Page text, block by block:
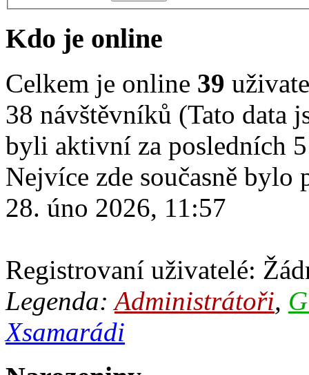
Kdo je online
Celkem je online 39
38 návštěvníků (Tato data
byli aktivní za posledních
Nejvíce zde současně
28. úno 2026, 11:57
Registrovaní uživatelé:
Legenda:Administrátoři,
Xsamarádi